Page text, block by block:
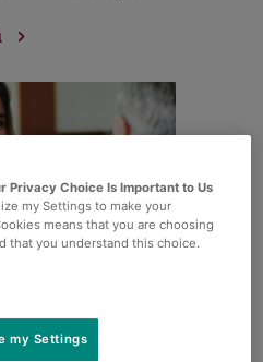
Privacy Choice Is Important to Us
my Settings to make your
means that you are choosing
that you understand this choice.
my Settings